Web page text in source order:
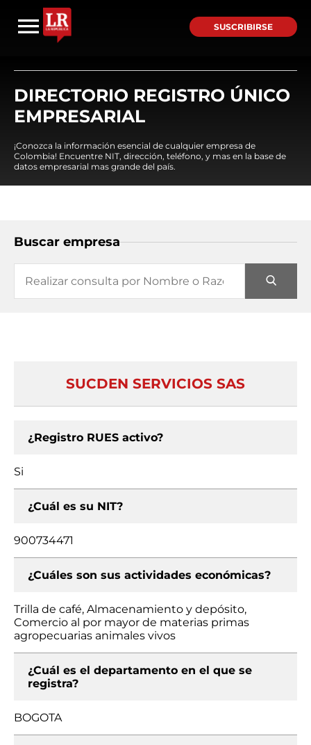
SUSCRIBIRSE
DIRECTORIO REGISTRO ÚNICO
EMPRESARIAL
¡Conozca la información esencial de cualquier empresa de
Colombia! Encuentre NIT, dirección, teléfono, y mas en la base de
datos empresarial mas grande del país.
Buscar empresa
SUCDEN SERVICIOS SAS
¿Registro RUES activo?
Si
¿Cuál es su NIT?
900734471
¿Cuáles son sus actividades económicas?
Trilla de café, Almacenamiento y depósito,
Comercio al por mayor de materias primas
agropecuarias animales vivos
¿Cuál es el departamento en el que se
registra?
BOGOTA